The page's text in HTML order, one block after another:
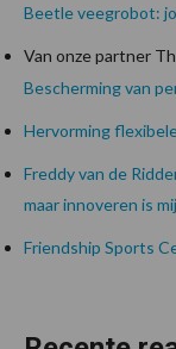
Beetle veegrobot:
Van onze partner
Bescherming van
Hervorming
Freddy van de
maar innoveren is
Friendship Sports